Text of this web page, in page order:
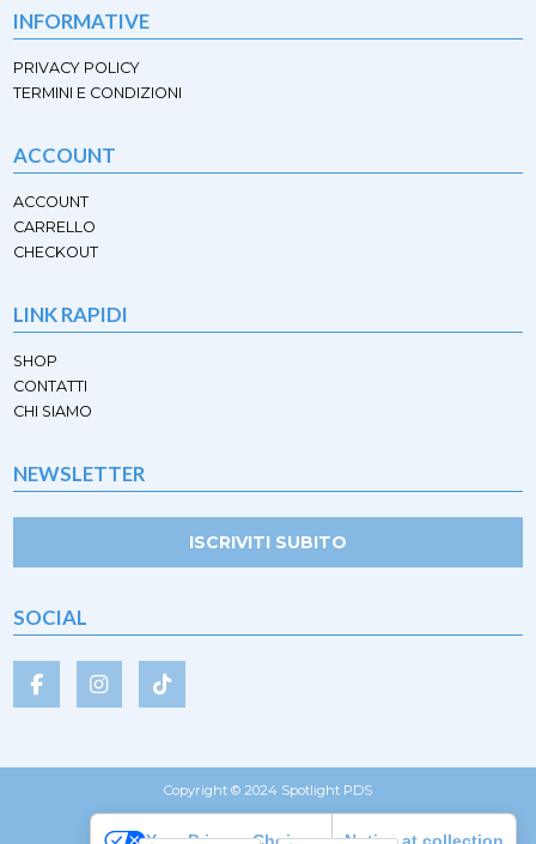
INFORMATIVE
PRIVACY POLICY
TERMINI E CONDIZIONI
ACCOUNT
ACCOUNT
CARRELLO
CHECKOUT
LINK RAPIDI
SHOP
CONTATTI
CHI SIAMO
NEWSLETTER
ISCRIVITI SUBITO
SOCIAL
Copyright © 2024 Spotlight PDS
Your Privacy Choices Notice at collection